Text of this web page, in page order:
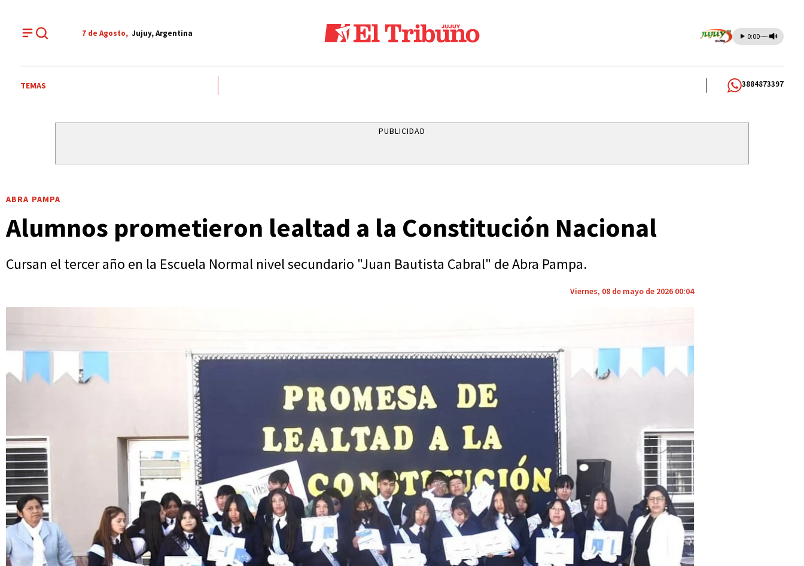
7 de Agosto, Jujuy, Argentina 0:00
TEMAS 3884873397
PUBLICIDAD
ABRA PAMPA
Alumnos prometieron lealtad a la Constitución Nacional
Cursan el tercer año en la Escuela Normal nivel secundario "Juan Bautista Cabral" de Abra Pampa.
Viernes, 08 de mayo de 2026 00:04